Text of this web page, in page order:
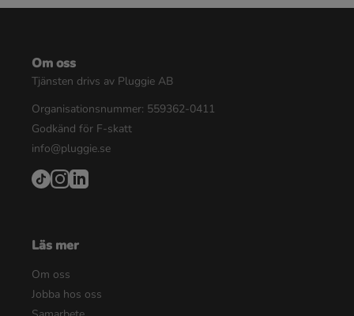
Om oss
Tjänsten drivs av Pluggie AB
Organisationsnummer: 559362-0411
Godkänd för F-skatt
info@pluggie.se
Läs mer
Om oss
Jobba hos oss